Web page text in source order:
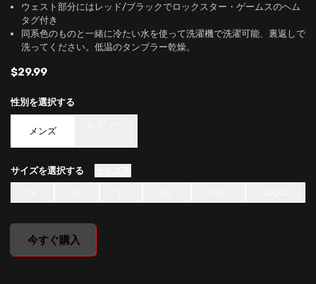
ウェスト部分にはレッド/ブラックでロックスター・ゲームスのヘム
タグ付き
同系色のものと一緒に冷たい水を使って洗濯機で洗濯可能、裏返しで
洗ってください。低温のタンブラー乾燥。
$29.99
性別 を選択する
メンズ
サイズを選択する
今すぐ購入
undefined, , $0.00